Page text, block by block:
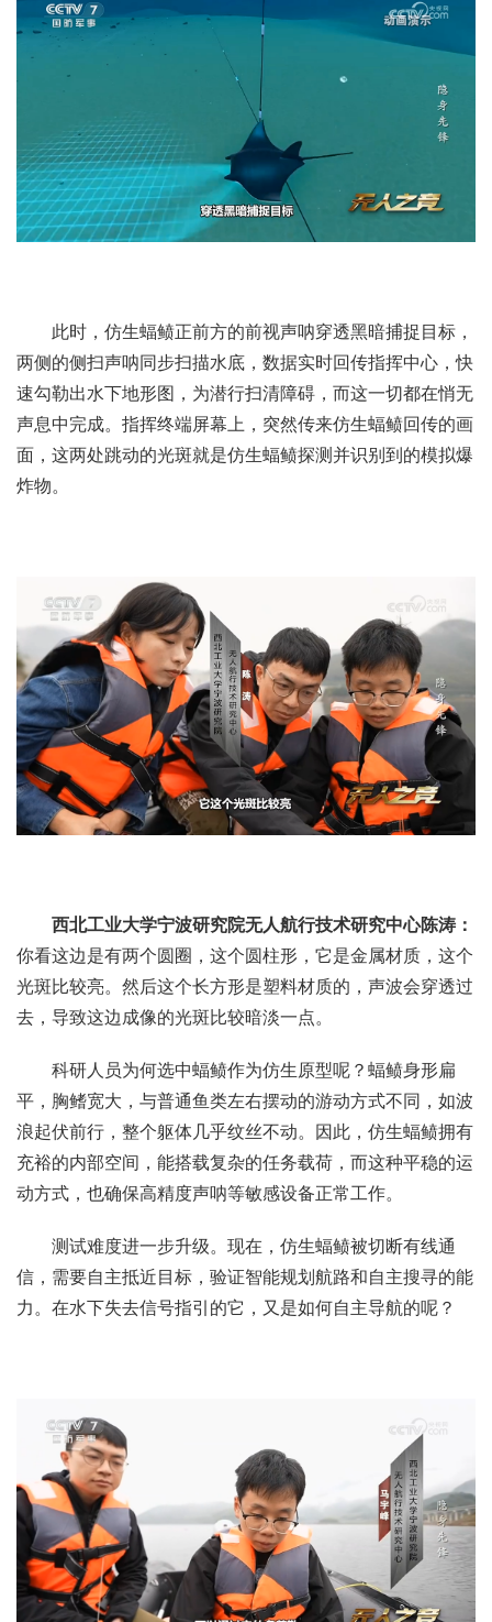
此时，仿生蝠鲼正前方的前视声呐穿透黑暗捕捉目标，
两侧的侧扫声呐同步扫描水底，数据实时回传指挥中心，快
速勾勒出水下地形图，为潜行扫清障碍，而这一切都在悄无
声息中完成。指挥终端屏幕上，突然传来仿生蝠鲼回传的画
面，这两处跳动的光斑就是仿生蝠鲼探测并识别到的模拟爆
炸物。
西北工业大学宁波研究院无人航行技术研究中心陈涛：
你看这边是有两个圆圈，这个圆柱形，它是金属材质，这个
光斑比较亮。然后这个长方形是塑料材质的，声波会穿透过
去，导致这边成像的光斑比较暗淡一点。
科研人员为何选中蝠鲼作为仿生原型呢？蝠鲼身形扁
平，胸鳍宽大，与普通鱼类左右摆动的游动方式不同，如波
浪起伏前行，整个躯体几乎纹丝不动。因此，仿生蝠鲼拥有
充裕的内部空间，能搭载复杂的任务载荷，而这种平稳的运
动方式，也确保高精度声呐等敏感设备正常工作。
测试难度进一步升级。现在，仿生蝠鲼被切断有线通
信，需要自主抵近目标，验证智能规划航路和自主搜寻的能
力。在水下失去信号指引的它，又是如何自主导航的呢？